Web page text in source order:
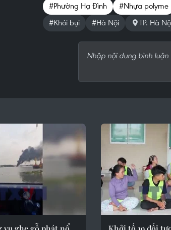
#Phường Hạ Đình #Nhựa polyme
#Khói bụi
#Hà Nội TP. Hà